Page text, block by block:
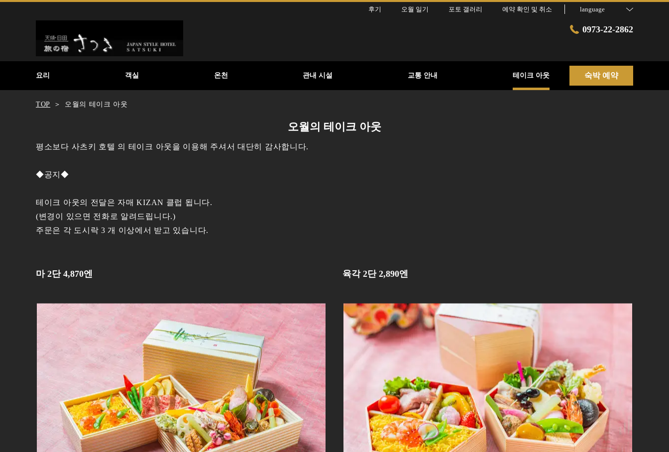
후기 오월 일기 포토 갤러리 예약 확인 및 취소 language
0973-22-2862
요리 객실 온천 관내 시설 교통 안내 테이크 아웃 숙박 예약
TOP 오월의 테이크 아웃
오월의 테이크 아웃
평소보다 사츠키 호텔 의 테이크 아웃을 이용해 주셔서 대단히 감사합니다.
◆공지◆
테이크 아웃의 전달은 자매 KIZAN 클럽 됩니다.
(변경이 있으면 전화로 알려드립니다.)
주문은 각 도시락 3 개 이상에서 받고 있습니다.
마 2단 4,870엔 육각 2단 2,890엔